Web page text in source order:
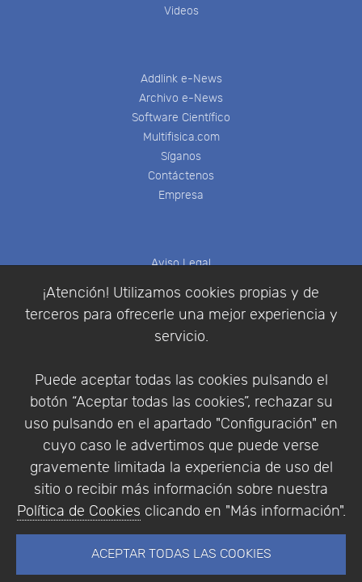
¡Atención! Utilizamos cookies propias y de
terceros para ofrecerle una mejor experiencia y
servicio.
Puede aceptar todas las cookies pulsando el
botón “Aceptar todas las cookies”, rechazar su
uso pulsando en el apartado "Configuración" en
cuyo caso le advertimos que puede verse
gravemente limitada la experiencia de uso del
sitio o recibir más información sobre nuestra
Política de Cookies clicando en "Más información".
ACEPTAR TODAS LAS COOKIES
Videos
Addlink e-News
Archivo e-News
Software Científico
Multifisica.com
Síganos
Contáctenos
Empresa
Aviso Legal
Política de Privacidad
Condiciones de compra
Identificarse
Empresa|Aviso Legal| Política de Privacidad |
Política de Cookies
© Copyright 1994 - 2026. Addlink Software
Científico, S.L.
Portugal.